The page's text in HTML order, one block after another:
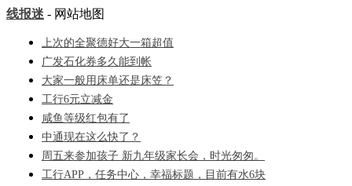
线报迷 - 网站地图
上次的全聚德好大一箱超值
广发石化券多久能到帐
大家一般用床单还是床笠？
工行6元立减金
咸鱼等级红包有了
中通现在这么快了？
周五来参加孩子 新九年级家长会，时光匆匆。
工行APP，任务中心，幸福标题，目前有水6块